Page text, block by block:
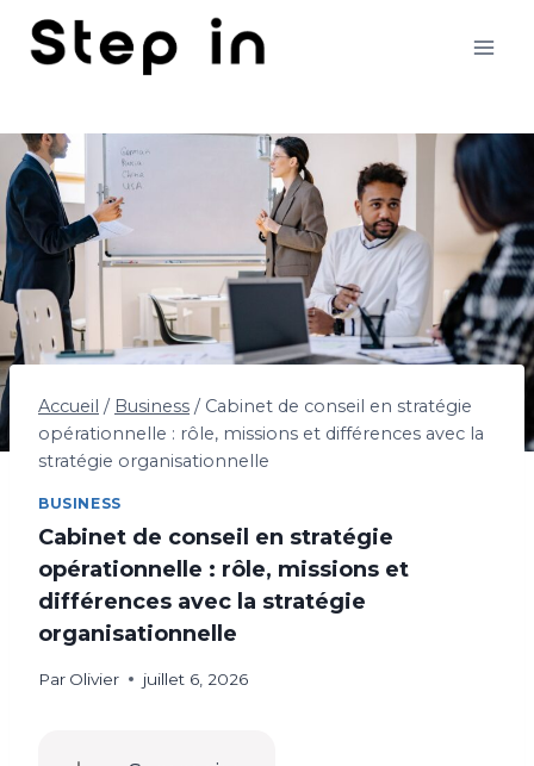
Aller
Accueil / Business / Cabinet de conseil en stratégie
opérationnelle : rôle, missions et différences avec la
stratégie organisationnelle
BUSINESS
Cabinet de conseil en stratégie
opérationnelle : rôle, missions et
différences avec la stratégie
organisationnelle
Par Olivier juillet 6, 2026